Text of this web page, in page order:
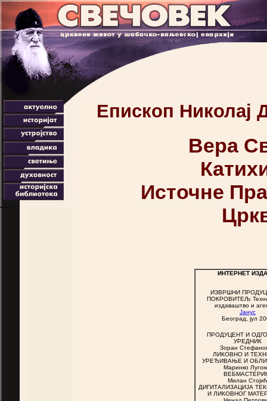
Епископ Николај
Вера
Источне
ИНТЕРНЕТ
ИЗВРШНИ
ПОКРОВИТЕЉ
издаваштво и
Јанус
Београд, јул
ПРОДУЦЕНТ И
УРЕДНИК
Зоран
ЛИКОВНО И
УРЕЂИВАЊЕ И
Маринко
Милан Стојић
ДИГИТАЛИЗАЦИЈА
И ЛИКОВНОГ